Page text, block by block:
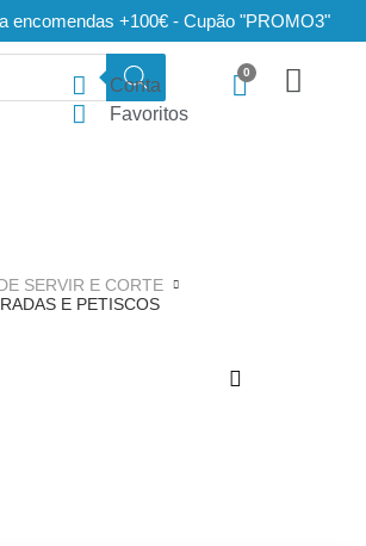
encomendas +100€ - Cupão "PROMO3"
Conta
Favoritos
SERVIR E CORTE
E PETISCOS